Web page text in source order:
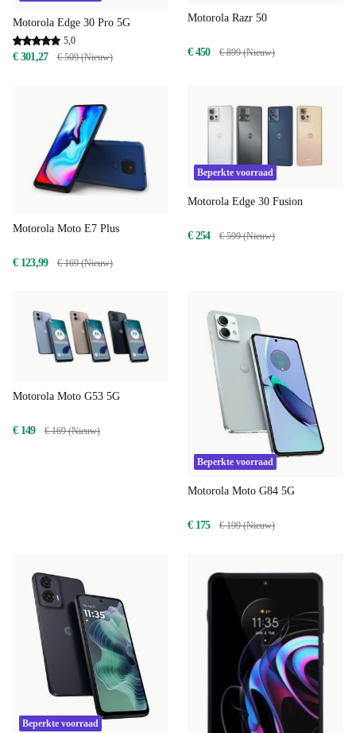
Motorola Edge 30 Pro 5G
5,0
€ 301,27 € 509 (Nieuw)
Motorola Razr 50
€ 450 € 899 (Nieuw)
Motorola Moto E7 Plus
€ 123,99 € 169 (Nieuw)
Beperkte voorraad
Motorola Edge 30 Fusion
€ 254 € 599 (Nieuw)
Motorola Moto G53 5G
€ 149 € 169 (Nieuw)
Beperkte voorraad
Motorola Moto G84 5G
€ 175 € 199 (Nieuw)
Beperkte voorraad